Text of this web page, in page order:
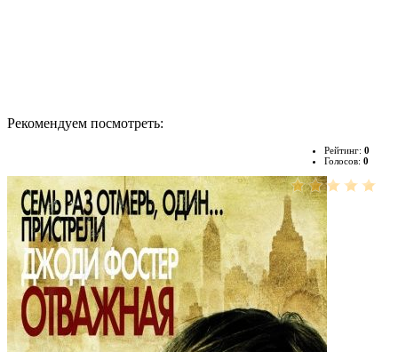
Рекомендуем посмотреть:
Рейтинг: 0
Голосов: 0